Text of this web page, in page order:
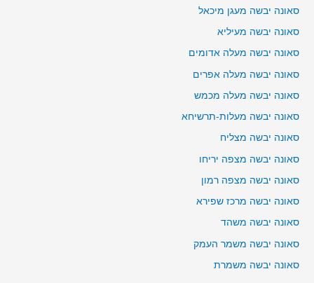
סאונה יבשה מעגן מיכאל
סאונה יבשה מעיליא
סאונה יבשה מעלה אדומים
סאונה יבשה מעלה אפרים
סאונה יבשה מעלה מכמש
סאונה יבשה מעלות-תרשיחא
סאונה יבשה מצליח
סאונה יבשה מצפה יריחו
סאונה יבשה מצפה רמון
סאונה יבשה מרכז שפירא
סאונה יבשה משהד
סאונה יבשה משמר העמק
סאונה יבשה משמרת